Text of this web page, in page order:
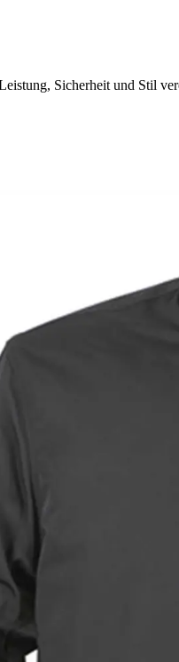
Sicherheit und Stil